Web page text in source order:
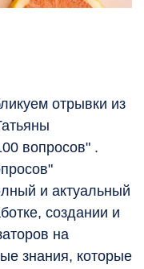
отрывки из
вопросов" .
и актуальный
создании и
на
знания, которые